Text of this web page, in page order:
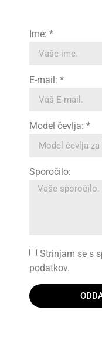
Ime: *
E-mail: *
Model čevlja: *
Sporočilo:
Strinjam se s
podatkov.